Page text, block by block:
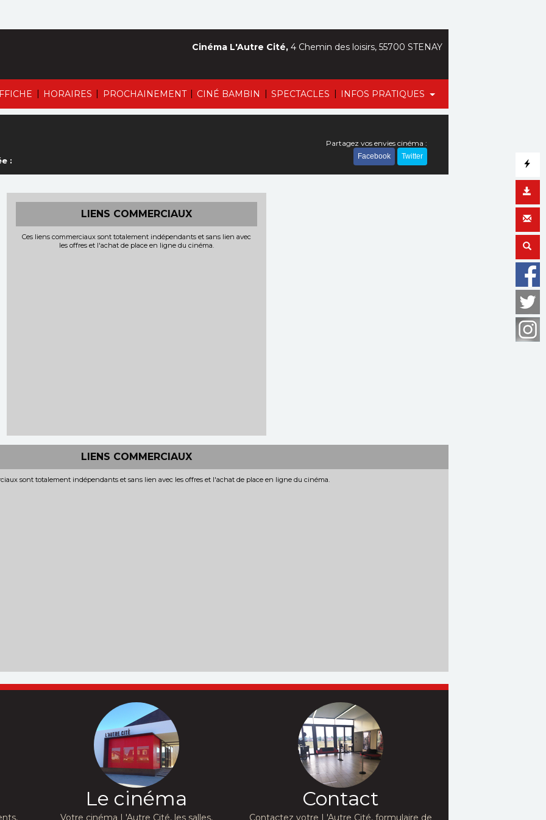
| HORAIRES | PROCHAINEMENT | CINÉ BAMBIN | SPECTACLES | INFOS PRATIQUES
Cinéma L'Autre Cité, 4 Chemin des loisirs, 55700 STENAY
:
Partagez vos envies cinéma :
Facebook Twitter
LIENS COMMERCIAUX
Ces liens commerciaux sont totalement indépendants et sans lien avec
les offres et l'achat de place en ligne du cinéma.
LIENS COMMERCIAUX
sont totalement indépendants et sans lien avec les offres et l'achat de place en ligne du cinéma.
Le cinéma
Votre cinéma L'Autre Cité, les salles,
Contact
Contactez votre L'Autre Cité, formulaire de